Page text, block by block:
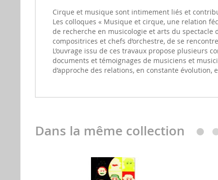
gallerie
d'image
Cirque et musique sont intimement liés et
Les colloques « Musique et cirque, une relation
de recherche en musicologie et arts du spectacle
compositrices et chefs d’orchestre, de se
L’ouvrage issu de ces travaux propose plusieurs
documents et témoignages de musiciens et
d’approche des relations, en constante
Dans la même collection